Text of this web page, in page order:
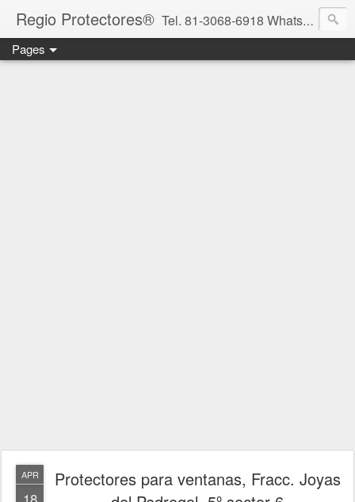
Regio Protectores® Tel. 81-3068-6918 WhatsApp 81-2636-2823 / 33-1145-3780 cotizacionregioprotectores@gmail.com / regioprotectores@gmail.com https://www.facebook.com/RegioProtectores/
Pages
APR
Protectores para ventanas, Fracc. Joyas